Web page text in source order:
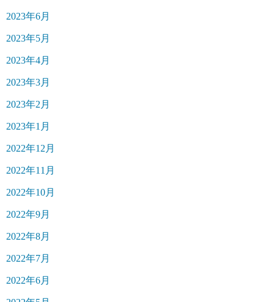
2023年6月
2023年5月
2023年4月
2023年3月
2023年2月
2023年1月
2022年12月
2022年11月
2022年10月
2022年9月
2022年8月
2022年7月
2022年6月